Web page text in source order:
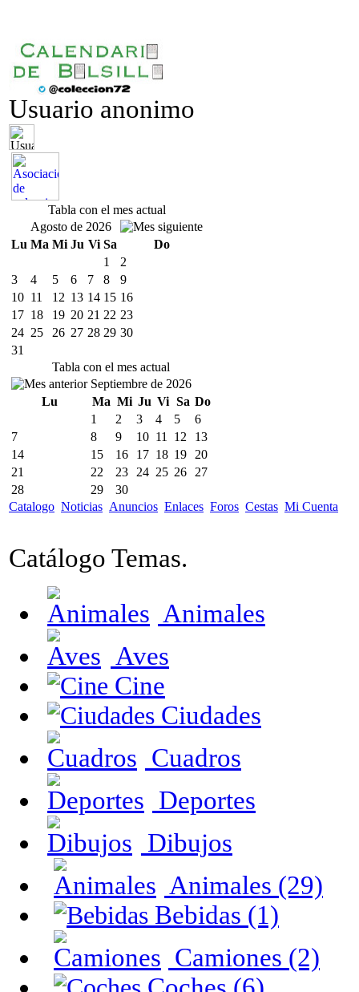
Usuario anonimo
Tabla con el mes actual
Agosto de 2026
Lu Ma Mi Ju Vi Sa
Do
1
2
3
4 5 6 7 8
9
10 11 12 13 14 15 16
17 18 19 20 21 22 23
24 25 26 27 28 29 30
31
Tabla con el mes actual
Septiembre de 2026
Lu
Ma Mi Ju Vi Sa Do
1
2 3 4 5
6
7
8 9 10 11 12
13
14
15 16 17 18 19
20
21
22 23 24 25 26
27
28
29
30
Catalogo Noticias Anuncios Enlaces Foros Cestas Mi Cuenta
Catálogo Temas.
Animales
Aves
Cine
Ciudades
Cuadros
Deportes
Dibujos
Animales (29)
Bebidas (1)
Camiones (2)